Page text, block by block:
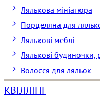
Лялькова мініатюра
Порцеляна для
Лялькові меблі
Лялькові будиночки,
Волосся для ляльок
КВІЛЛІНГ